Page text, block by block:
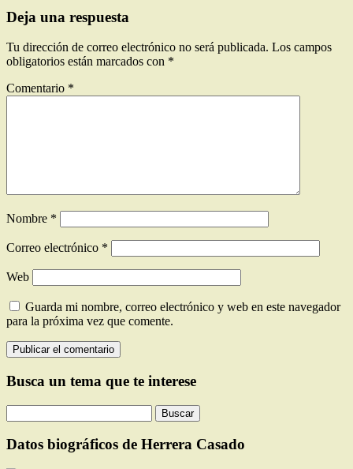
Deja una respuesta
Tu dirección de correo electrónico no será publicada. Los campos
obligatorios están marcados con *
Comentario *
Nombre *
Correo electrónico *
Web
Guarda mi nombre, correo electrónico y web en este navegador
para la próxima vez que comente.
Busca un tema que te interese
Datos biográficos de Herrera Casado